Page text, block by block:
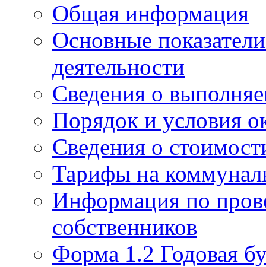
Общая информация
Основные
деятельности
Сведения о
Порядок и условия
Сведения о
Тарифы на
Информация по
собственников
Форма 1.2 Годовая